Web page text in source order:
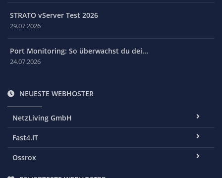
STRATO vServer Test 2026
29.07.2026
Port Monitoring: So überwachst du dei...
24.07.2026
NEUESTE WEBHOSTER
NetzLiving GmbH
Fast4.IT
Ossrox